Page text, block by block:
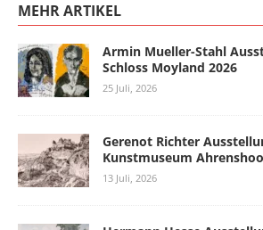
MEHR ARTIKEL
Armin Mueller-Stahl
Schloss Moyland 2026
25 Juli, 2026
Gerenot Richter
Kunstmuseum
13 Juli, 2026